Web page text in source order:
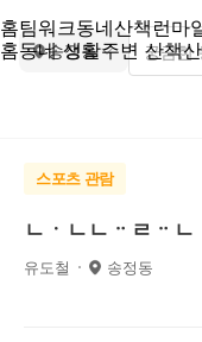
홈팀워크동네산책런마
홈동네 생활주변 산책
송정동
스포츠 관람
ㄴㆍㄴㄴᆢㄹᆢㄴ
유도철 송정동